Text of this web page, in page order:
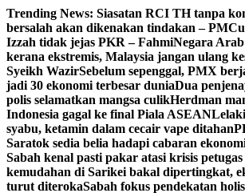
Skip
to
content
Trending News: Siasatan RCI TH tanpa
bersalah akan dikenakan tindakan – PM
Izzah tidak jejas PKR – FahmiNegara
kerana ekstremis, Malaysia jangan ulang
Syeikh WazirSebelum sepenggal, PMX
jadi 30 ekonomi terbesar duniaDua
polis selamatkan mangsa culikHerdman
Indonesia gagal ke final Piala ASEAN
syabu, ketamin dalam cecair vape ditahan
Saratok sedia belia hadapi cabaran
Sabah kenal pasti pakar atasi krisis
kemudahan di Sarikei bakal dipertingkat,
turut diterokaSabah fokus pendekatan